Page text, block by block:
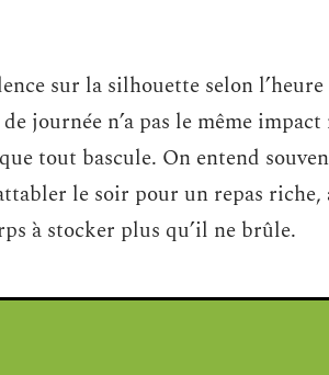
sur la silhouette selon
journée n’a pas le même
tout bascule. On entend
le soir pour un repas riche,
à stocker plus qu’il ne brûle.